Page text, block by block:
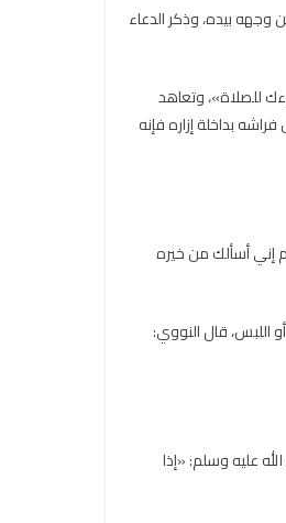
وجهه بيده، وذكر الدعاء
للصلاة»، وتعاهد
بداخلة إزاره فإنه
إني أسألك من خيره
اللبس، قال النووي:
عليه وسلم: «إذا